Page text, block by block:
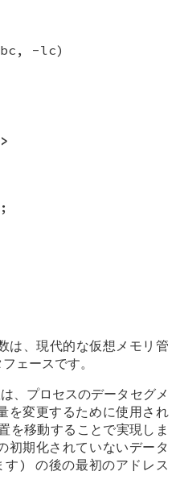
-lc)
>
、現代的な仮想メモリ管
ェースです。
、プロセスのデータセグメ
を変更するために使用され
を移動することで実現しま
初期化されていないデータ
す) の後の最初のアドレス